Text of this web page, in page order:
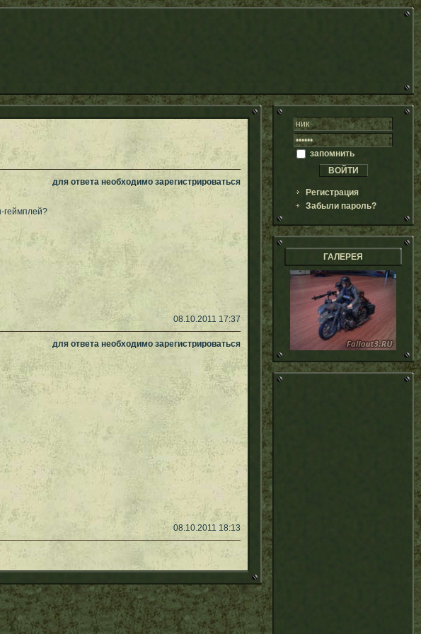
для ответа необходимо зарегистрироваться
геймплей?
08.10.2011 17:37
для ответа необходимо зарегистрироваться
08.10.2011 18:13
запомнить
Регистрация
Забыли пароль?
ГАЛЕРЕЯ